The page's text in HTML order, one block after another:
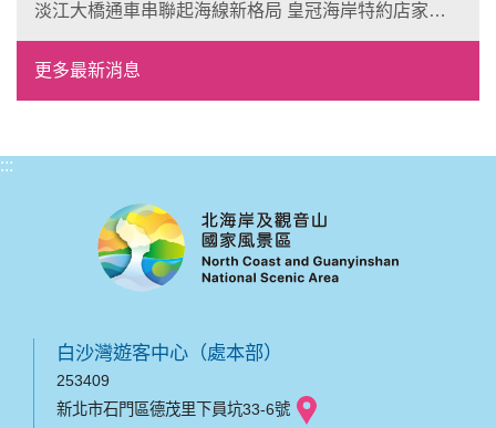
淡江大橋通車串聯起海線新格局 皇冠海岸特約店家、
風格形塑即日起開放報名
更多最新消息
:::
白沙灣遊客中心（處本部）
253409
新北市石門區德茂里下員坑33-6號